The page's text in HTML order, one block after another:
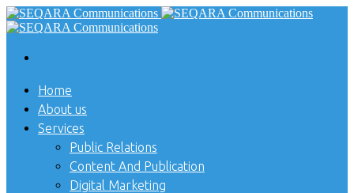
Home
About us
Services
Public Relations
Content And Publication
Digital Marketing